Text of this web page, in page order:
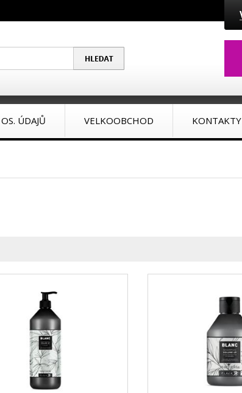
ÚDAJŮ VELKOOBCHOD KONTAKTY